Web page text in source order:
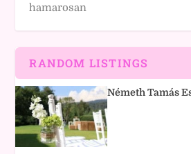
hamarosan
RANDOM LISTINGS
Németh Tamás